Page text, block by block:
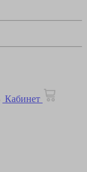
Кабинет